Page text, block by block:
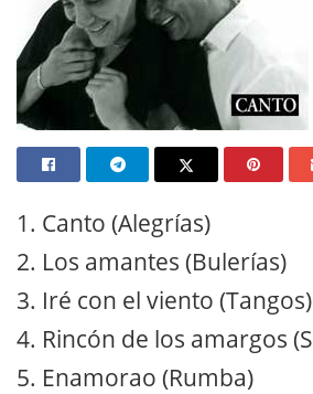
1. Canto (Alegrías)
2. Los amantes (Bulerías)
3. Iré con el viento (Tangos)
4. Rincón de los amargos
5. Enamorao (Rumba)